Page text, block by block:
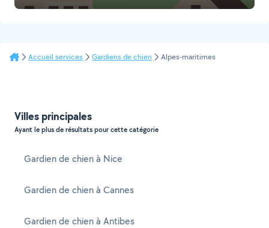
Accueil services Gardiens de chien Alpes-maritimes
Villes principales
Ayant le plus de résultats pour cette catégorie
Gardien de chien à Nice
Gardien de chien à Cannes
Gardien de chien à Antibes